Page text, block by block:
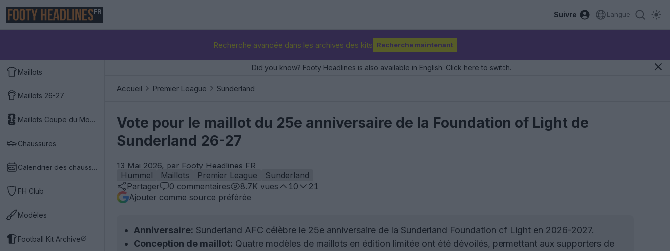
FR Suivre Langue
Recherche avancée dans les archives des kits Recherche maintenant
Maillots
Maillots 26-27
Maillots Coupe du Monde 2026
Chaussures
Calendrier des chaussures
FH Club
Modèles
Football Kit Archive
Did you know? Footy Headlines is also available in English. Click here to switch.
Accueil Premier League Sunderland
Vote pour le maillot du 25e anniversaire de la Foundation of Light de
Sunderland 26-27
13 Mai 2026, par Footy Headlines FR
Hummel
Maillots Premier League
Sunderland
Partager
0 commentaires 8.7K vues 10
21
Ajouter comme source préférée
Anniversaire: Sunderland AFC célèbre le 25e anniversaire de la Sunderland Foundation of Light en 2026-2027.
Conception de maillot: Quatre modèles de maillots en édition limitée ont été dévoilés, permettant aux supporters de